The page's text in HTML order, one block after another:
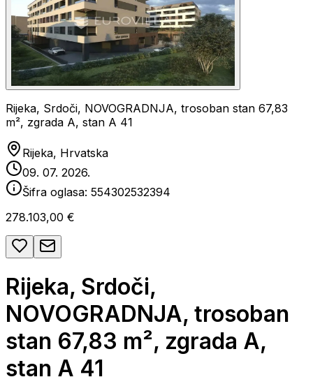
Rijeka, Srdoči, NOVOGRADNJA, trosoban stan 67,83
m², zgrada A, stan A 41
Rijeka, Hrvatska
09. 07. 2026.
Šifra oglasa: 554302532394
278.103,00 €
Rijeka, Srdoči,
NOVOGRADNJA, trosoban
stan 67,83 m², zgrada A,
stan A 41